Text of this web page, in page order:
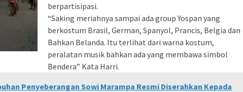
berpartisipasi.
“Saking meriahnya sampai ada group Yospan yang
berkostum Brasil, German, Spanyol, Prancis, Belgia dan
Bahkan Belanda. Itu terlihat dari warna kostum,
peralatan musik bahkan ada yang membawa simbol
Bendera” Kata Harri.
Penyeberangan Sowi Marampa Resmi Diserahkan Kepada